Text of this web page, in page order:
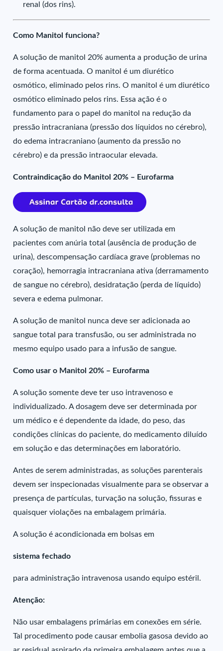
renal (dos rins).
Como Manitol funciona?
A solução de manitol 20% aumenta a produção de urina
de forma acentuada. O manitol é um diurético
osmótico, eliminado pelos rins. O manitol é um diurético
osmótico eliminado pelos rins. Essa ação é o
fundamento para o papel do manitol na redução da
pressão intracraniana (pressão dos líquidos no cérebro),
do edema intracraniano (aumento da pressão no
cérebro) e da pressão intraocular elevada.
Contraindicação do Manitol 20% – Eurofarma
A solução de manitol não deve ser utilizada em
pacientes com anúria total (ausência de produção de
urina), descompensação cardíaca grave (problemas no
coração), hemorragia intracraniana ativa (derramamento
de sangue no cérebro), desidratação (perda de líquido)
severa e edema pulmonar.
A solução de manitol nunca deve ser adicionada ao
sangue total para transfusão, ou ser administrada no
mesmo equipo usado para a infusão de sangue.
Como usar o Manitol 20% – Eurofarma
A solução somente deve ter uso intravenoso e
individualizado. A dosagem deve ser determinada por
um médico e é dependente da idade, do peso, das
condições clínicas do paciente, do medicamento diluído
em solução e das determinações em laboratório.
Antes de serem administradas, as soluções parenterais
devem ser inspecionadas visualmente para se observar a
presença de partículas, turvação na solução, fissuras e
quaisquer violações na embalagem primária.
A solução é acondicionada em bolsas em
sistema fechado
para administração intravenosa usando equipo estéril.
Atenção:
Não usar embalagens primárias em conexões em série.
Tal procedimento pode causar embolia gasosa devido ao